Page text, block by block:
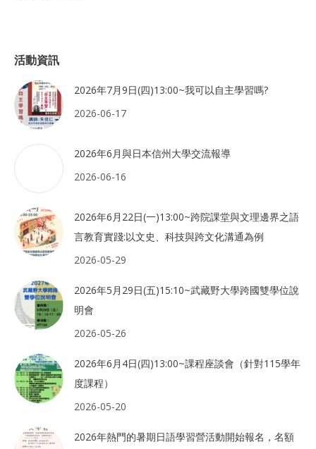
活動資訊
2026年7月9日(四)13:00~我可以自主學習嗎?
2026-06-17
2026年6月與日本信州大學交流報導
2026-06-16
2026年6月22日(一)13:00~跨院課堂與文理邊界之語
言教育實踐:以文史、科技與跨文化溝通為例
2026-05-29
2026年5月29日(五)15:10~武藏野大學跨國雙學位說
明會
2026-05-26
2026年6月4日(四)13:00~課程座談會（針對115學年
度課程）
2026-05-20
2026年熱門的暑期日語學習營活動開始報名，名額